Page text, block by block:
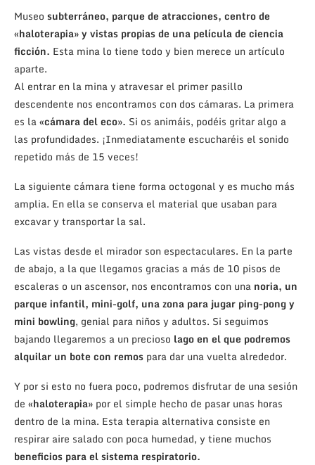
Museo subterráneo, parque de atracciones, centro de
«haloterapia» y vistas propias de una película de ciencia
ficción. Esta mina lo tiene todo y bien merece un artículo
aparte.
Al entrar en la mina y atravesar el primer pasillo
descendente nos encontramos con dos cámaras. La primera
es la«cámara del eco». Si os animáis, podéis gritar algo a
las profundidades. ¡Inmediatamente escucharéis el sonido
repetido más de 15 veces!
La siguiente cámara tiene forma octogonal y es mucho más
amplia. En ella se conserva el material que usaban para
excavar y transportar la sal.
Las vistas desde el mirador son espectaculares. En la parte
de abajo, a la que llegamos gracias a más de 10 pisos de
escaleras o un ascensor, nos encontramos con una noria, un
parque infantil, mini-golf, una zona para jugar ping-pong y
mini bowling, genial para niños y adultos. Si seguimos
bajando llegaremos a un precioso lago en el que podremos
alquilar un bote con remos para dar una vuelta alrededor.
Y por si esto no fuera poco, podremos disfrutar de una sesión
de «haloterapia» por el simple hecho de pasar unas horas
dentro de la mina. Esta terapia alternativa consiste en
respirar aire salado con poca humedad, y tiene muchos
beneficios para el sistema respiratorio.